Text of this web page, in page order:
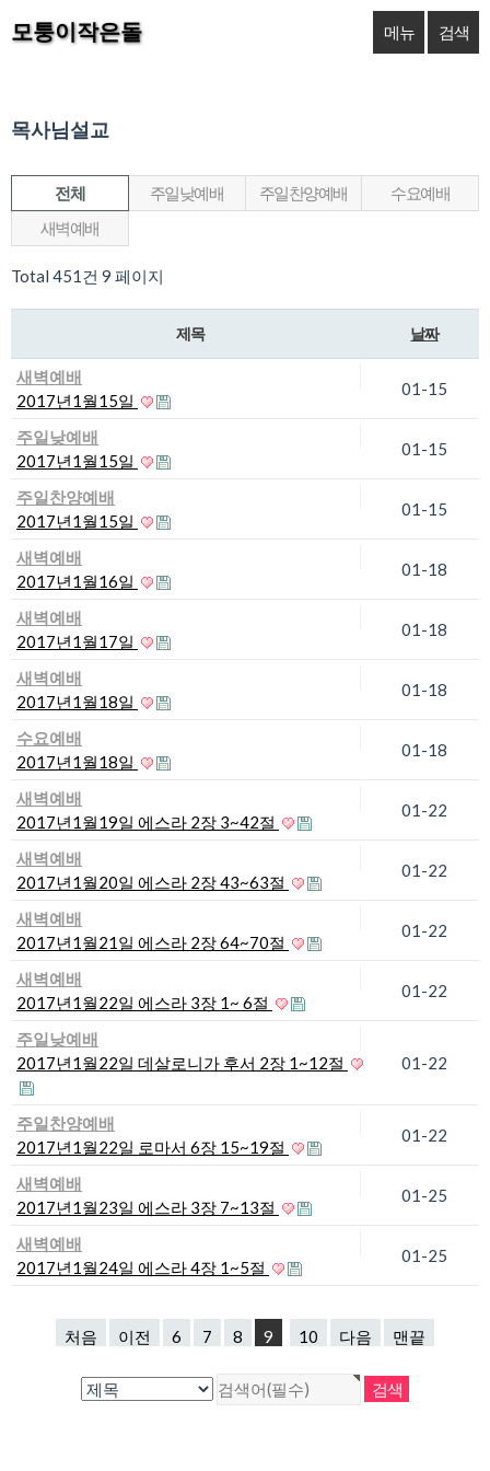
모퉁이작은돌 메뉴 검색
목사님설교
전체 주일낮예배 주일찬양예배
수요예배
새벽예배
Total 451건 9 페이지
제목 날짜
새벽예배
2017년1월15일
01-15
주일낮예배
2017년1월15일
01-15
주일찬양예배
2017년1월15일
01-15
새벽예배
2017년1월16일
01-18
새벽예배
2017년1월17일
01-18
새벽예배
2017년1월18일
01-18
수요예배
2017년1월18일
01-18
새벽예배
2017년1월19일 에스라 2장 3~42절
01-22
새벽예배
2017년1월20일 에스라 2장 43~63절
01-22
새벽예배
2017년1월21일 에스라 2장 64~70절
01-22
새벽예배
2017년1월22일 에스라 3장 1~ 6절
01-22
주일낮예배
2017년1월22일 데살로니가 후서 2장 1~12절
01-22
주일찬양예배
2017년1월22일 로마서 6장 15~19절
01-22
새벽예배
2017년1월23일 에스라 3장 7~13절
01-25
새벽예배
2017년1월24일 에스라 4장 1~5절
01-25
처음 이전 6 7 8 9 10 다음 맨끝